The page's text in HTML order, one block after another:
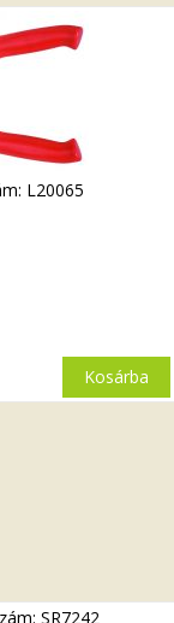
L20065
Kosárba
SR7242